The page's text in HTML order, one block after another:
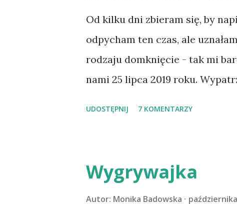
Od kilku dni zbieram się, by
odpycham ten czas, ale
rodzaju domknięcie - tak mi
nami 25 lipca 2019 roku.
przeczytacie TUTAJ i TUTAJ .
codzienności z psem, a Amber -
UDOSTĘPNIJ 7 KOMENTARZY
Wygrywajka
Autor: Monika Badowska